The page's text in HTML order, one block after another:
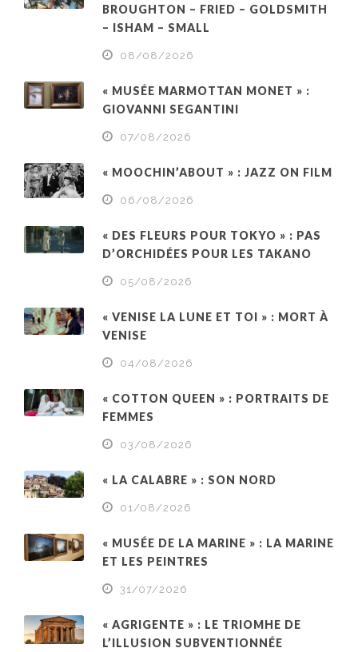
BROUGHTON – FRIED – GOLDSMITH
– ISHAM – SMALL
08/08/2026
« MUSÉE MARMOTTAN MONET » :
GIOVANNI SEGANTINI
07/08/2026
« MOOCHIN’ABOUT » : JAZZ ON FILM
06/08/2026
« DES FLEURS POUR TOKYO » : PAS
D’ORCHIDÉES POUR LES TAKANO
05/08/2026
« VENISE LA LUNE ET TOI » : MORT À
VENISE
04/08/2026
« COTTON QUEEN » : PORTRAITS DE
FEMMES
03/08/2026
« LA CALABRE » : SON NORD
01/08/2026
« MUSÉE DE LA MARINE » : LA MARINE
ET LES PEINTRES
31/07/2026
« AGRIGENTE » : LE TRIOMHE DE
L’ILLUSION SUBVENTIONNÉE